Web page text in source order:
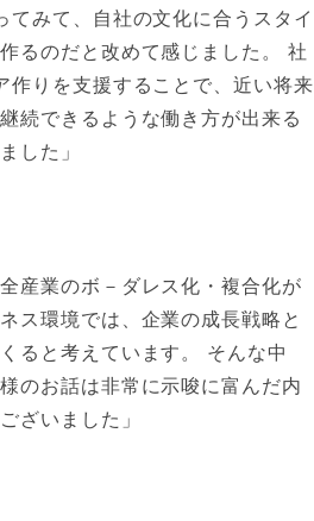
てみて、自社の文化に合うスタイ
るのだと改めて感じました。 社
作りを支援することで、近い将来
続できるような働き方が出来る
した」
産業のボ－ダレス化・複合化が
ス環境では、企業の成長戦略と
ると考えています。 そんな中
のお話は非常に示唆に富んだ内
ざいました」